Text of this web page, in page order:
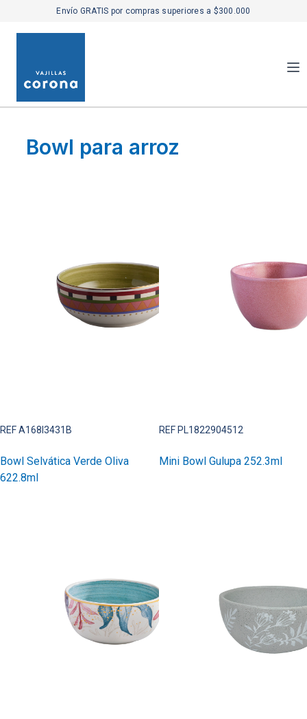
Envío GRATIS por compras superiores a $300.000
Bowl para arroz
REF A168I3431B
Bowl Selvática Verde Oliva
622.8ml
REF PL1822904512
Mini Bowl Gulupa 252.3ml